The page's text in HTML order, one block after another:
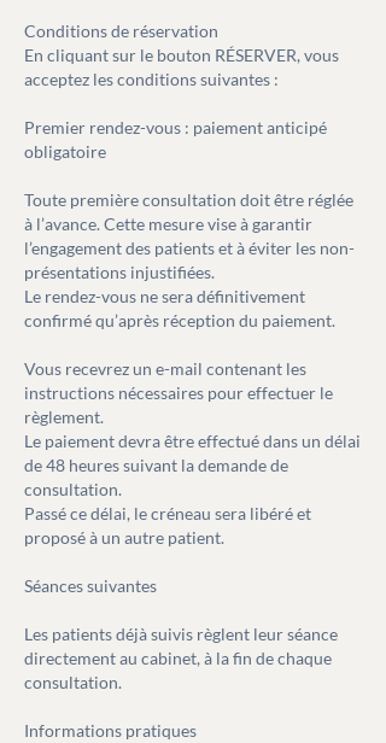
Conditions de réservation
En cliquant sur le bouton RÉSERVER, vous
acceptez les conditions suivantes :
Premier rendez-vous : paiement anticipé
obligatoire
Toute première consultation doit être réglée
à l’avance. Cette mesure vise à garantir
l’engagement des patients et à éviter les non-
présentations injustifiées.
Le rendez-vous ne sera définitivement
confirmé qu’après réception du paiement.
Vous recevrez un e-mail contenant les
instructions nécessaires pour effectuer le
règlement.
Le paiement devra être effectué dans un délai
de 48 heures suivant la demande de
consultation.
Passé ce délai, le créneau sera libéré et
proposé à un autre patient.
Séances suivantes
Les patients déjà suivis règlent leur séance
directement au cabinet, à la fin de chaque
consultation.
Informations pratiques